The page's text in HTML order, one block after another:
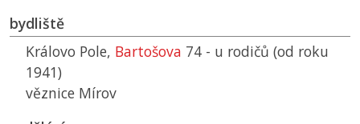
bydliště
Královo Pole, Bartošova 74 - u rodičů (od roku
1941)
věznice Mírov